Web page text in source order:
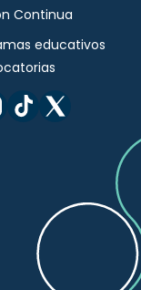
Continua
educativos